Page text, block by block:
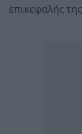
επικεφαλής